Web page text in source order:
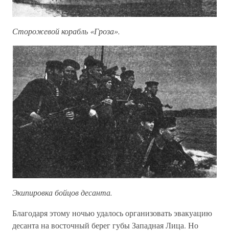
Сторожевой корабль «Гроза».
Экипировка бойцов десанта.
Благодаря этому ночью удалось организовать эвакуацию
десанта на восточный берег губы Западная Лица. Но